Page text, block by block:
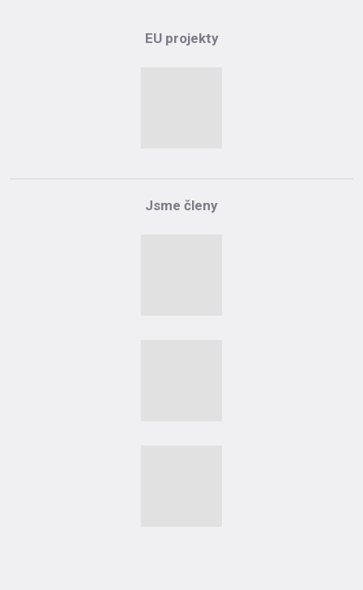
EU projekty
Jsme členy